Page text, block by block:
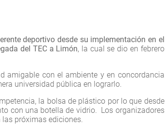
deportivo desde su implementación en el
del TEC a Limón, la cual se dio en febrero
amigable con el ambiente y en concordancia
universidad pública en lograrlo.
la bolsa de plástico por lo que desde
con una botella de vidrio. Los organizadores
próximas ediciones.